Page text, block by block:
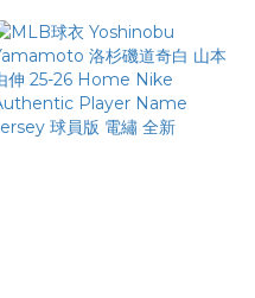
Name Jersey 球員
版 電繡 全新